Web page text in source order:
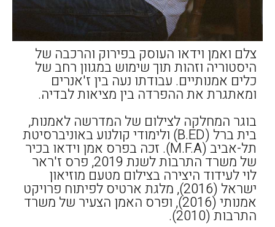
צלם ואמן וידאו העוסק בפירוק והרכבה של
היסטוריה וזהות תוך שימוש במגוון רחב של
כלים אמנותיים. עבודתו נעה בין ז'אנרים
ומאתגרת את ההפרדה בין מציאות לבדיה.
בוגר המחלקה לצילום של המדרשה לאמנות,
בית ברל (B.ED) ולימודי קולנוע באוניברסיטת
תל-אביב (M.F.A). זכה בפרס אמן וידאו בכיר
של משרד התרבות לשנת 2019, פרס ז'ראר
לוי לעידוד היצירה בצילום מטעם מוזיאון
ישראל (2016), מלגת ארטיס לפיתוח פרויקט
אמנותי (2016), ופרס האמן הצעיר של משרד
התרבות (2010).